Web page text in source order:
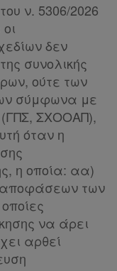
ν. 5306/2026
δεν
συνολικής
ούτε των
σύμφωνα με
ΣΧΟΟΑΠ),
όταν η
η οποία: αα)
αποφάσεων των
να άρει
αρθεί